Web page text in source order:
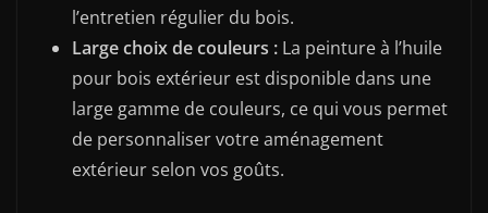
l’entretien régulier du bois.
Large choix de couleurs : La peinture à l’huile
pour bois extérieur est disponible dans une
large gamme de couleurs, ce qui vous permet
de personnaliser votre aménagement
extérieur selon vos goûts.